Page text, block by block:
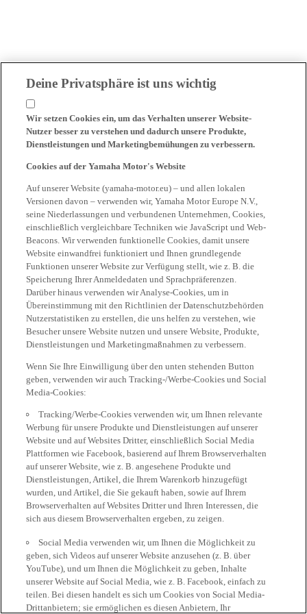
Deine Privatsphäre ist uns wichtig
Wir setzen Cookies ein, um das Verhalten unserer Website-
Nutzer besser zu verstehen und dadurch unsere Produkte,
Dienstleistungen und Marketingbemühungen zu verbessern.
Cookies auf der Yamaha Motor's Website
Auf unserer Website (yamaha-motor.eu) – und allen lokalen
Versionen davon – verwenden wir, Yamaha Motor Europe N.V.,
seine Niederlassungen und verbundenen Unternehmen, Cookies,
einschließlich vergleichbare Techniken wie JavaScript und Web-
Beacons. Wir verwenden funktionelle Cookies, damit unsere
Website einwandfrei funktioniert und Ihnen grundlegende
Funktionen unserer Website zur Verfügung stellt, wie z. B. die
Speicherung Ihrer Anmeldedaten und Sprachpräferenzen.
Darüber hinaus verwenden wir Analyse-Cookies, um in
Übereinstimmung mit den Richtlinien der Datenschutzbehörden
Nutzerstatistiken zu erstellen, die uns helfen zu verstehen, wie
Besucher unsere Website nutzen und unsere Website, Produkte,
Dienstleistungen und Marketingmaßnahmen zu verbessern.
Wenn Sie Ihre Einwilligung über den unten stehenden Button
geben, verwenden wir auch Tracking-/Werbe-Cookies und Social
Media-Cookies:
Tracking/Werbe-Cookies verwenden wir, um Ihnen relevante
Werbung für unsere Produkte und Dienstleistungen auf unserer
Website und auf Websites Dritter, einschließlich Social Media
Plattformen wie Facebook, basierend auf Ihrem Browserverhalten
auf unserer Website, wie z. B. angesehene Produkte und
Dienstleistungen, Artikel, die Ihrem Warenkorb hinzugefügt
wurden, und Artikel, die Sie gekauft haben, sowie auf Ihrem
Browserverhalten auf Websites Dritter und Ihren Interessen, die
sich aus diesem Browserverhalten ergeben, zu zeigen.
Social Media verwenden wir, um Ihnen die Möglichkeit zu
geben, sich Videos auf unserer Website anzusehen (z. B. über
YouTube), und um Ihnen die Möglichkeit zu geben, Inhalte
unserer Website auf Social Media, wie z. B. Facebook, einfach zu
teilen. Bei diesen handelt es sich um Cookies von Social Media-
Drittanbietern; sie ermöglichen es diesen Anbietern, Ihr